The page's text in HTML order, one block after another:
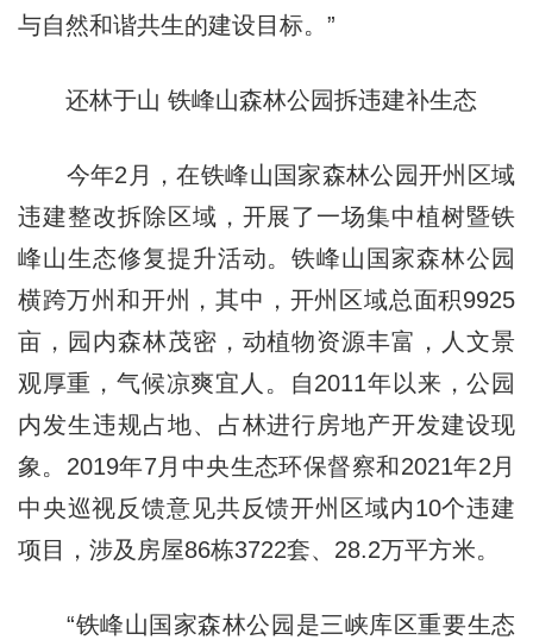
与自然和谐共生的建设目标。”
还林于山 铁峰山森林公园拆违建补生态
今年2月，在铁峰山国家森林公园开州区域
违建整改拆除区域，开展了一场集中植树暨铁
峰山生态修复提升活动。铁峰山国家森林公园
横跨万州和开州，其中，开州区域总面积9925
亩，园内森林茂密，动植物资源丰富，人文景
观厚重，气候凉爽宜人。自2011年以来，公园
内发生违规占地、占林进行房地产开发建设现
象。2019年7月中央生态环保督察和2021年2月
中央巡视反馈意见共反馈开州区域内10个违建
项目，涉及房屋86栋3722套、28.2万平方米。
“铁峰山国家森林公园是三峡库区重要生态